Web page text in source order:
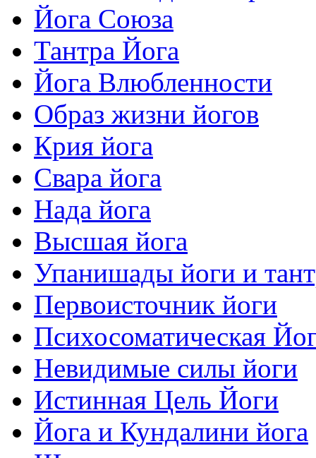
Йога Союза
Тантра Йога
Йога Влюбленности
Образ жизни йогов
Крия йога
Свара йога
Нада йога
Высшая йога
Упанишады йоги и
Первоисточник йоги
Психосоматическая
Невидимые силы йоги
Истинная Цель Йоги
Йога и Кундалини йога